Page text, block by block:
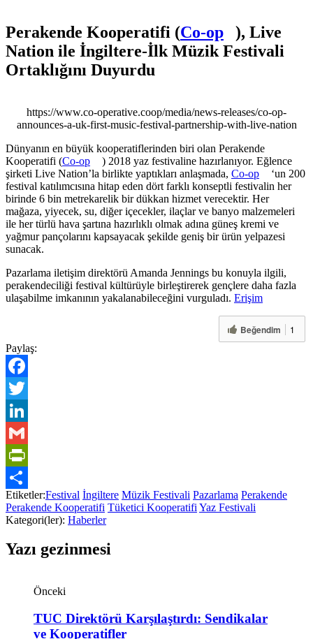
Perakende Kooperatifi (Co-op
), Live
Nation ile İngiltere-İlk Müzik Festivali
Ortaklığını Duyurdu
https://www.co-operative.coop/media/news-releases/co-op-
announces-a-uk-first-music-festival-partnership-with-live-nation
Dünyanın en büyük kooperatiflerinden biri olan Perakende
Kooperatifi (Co-op
) 2018 yaz festivaline hazırlanıyor. Eğlence
şirketi Live Nation’la birlikte yaptıkları anlaşmada, Co-op
‘un 200
festival katılımcısına hitap eden dört farklı konseptli festivalin her
birinde 6 bin metrekarelik bir dükkan hizmet verecektir. Her
mağaza, yiyecek, su, diğer içecekler, ilaçlar ve banyo malzemeleri
ile her türlü hava şartına hazırlıklı olmak adına güneş kremi ve
yağmur pançolarını kapsayacak şekilde geniş bir ürün yelpazesi
sunacak.
Pazarlama iletişim direktörü Amanda Jennings bu konuyla ilgili,
perakendeciliği festival kültürüyle birleştirerek gençlere daha fazla
ulaşabilme imkanının yakalanabileceğini vurguladı. Erişim
Beğendim
1
Paylaş:
Facebook
Twitter
LinkedIn
Gmail
PrintFriendly
Share
Etiketler:Festival İngiltere Müzik Festivali Pazarlama Perakende
Perakende Kooperatifi Tüketici Kooperatifi Yaz Festivali
Kategori(ler): Haberler
Yazı gezinmesi
Önceki
TUC Direktörü Karşılaştırdı: Sendikalar
ve Kooperatifler